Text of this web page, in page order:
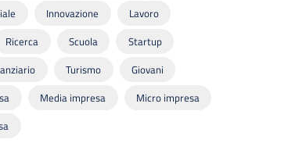
Innovazione
Lavoro
Ricerca Scuola
Startup
Turismo
Giovani
Media impresa
Micro impresa